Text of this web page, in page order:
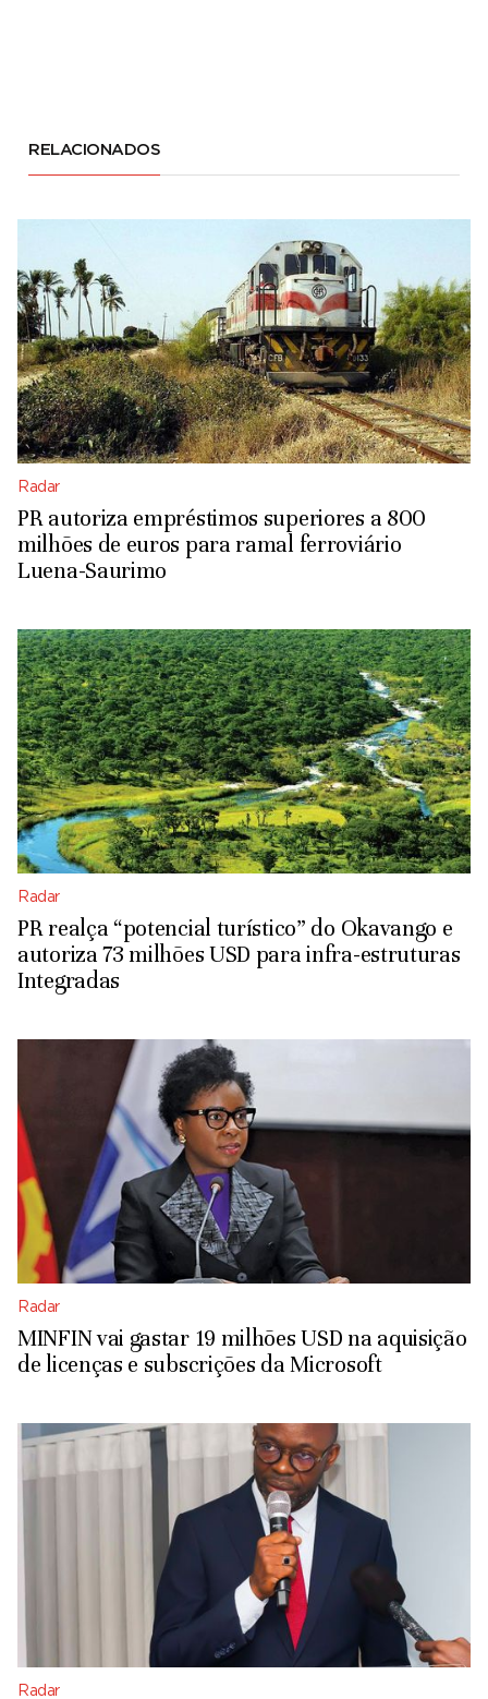
RELACIONADOS
Radar
PR autoriza empréstimos superiores a 800
milhões de euros para ramal ferroviário
Luena-Saurimo
Radar
PR realça “potencial turístico” do Okavango e
autoriza 73 milhões USD para infra-estruturas
Integradas
Radar
MINFIN vai gastar 19 milhões USD na aquisição
de licenças e subscrições da Microsoft
Radar